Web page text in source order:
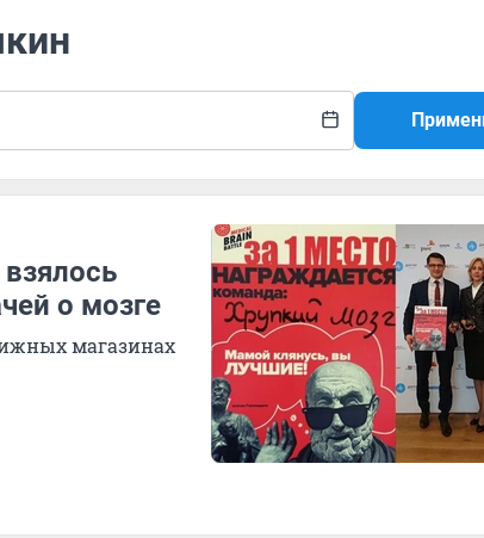
о мозге
магазинах